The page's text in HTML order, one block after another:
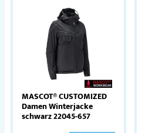
MASCOT® CUSTOMIZED
Damen Winterjacke
schwarz 22045-657